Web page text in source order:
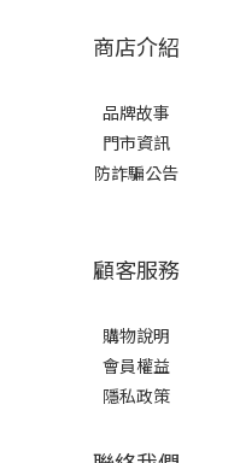
商店介紹
品牌故事
門市資訊
防詐騙公告
顧客服務
購物說明
會員權益
隱私政策